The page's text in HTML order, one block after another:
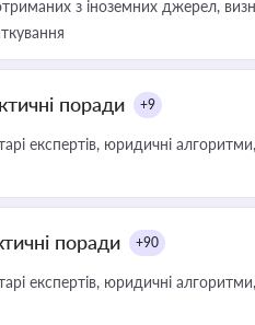
з іноземних джерел,
поради +9
експертів, юридичні
поради +90
експертів, юридичні